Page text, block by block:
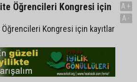
Öğrencileri Kongresi için
Öğrencileri Kongresi için kayıtlar
A+
A-